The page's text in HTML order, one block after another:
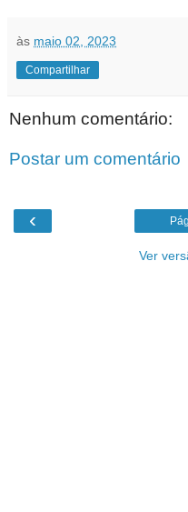
às maio 02, 2023
Compartilhar
Nenhum comentário:
Postar um comentário
‹
Ver